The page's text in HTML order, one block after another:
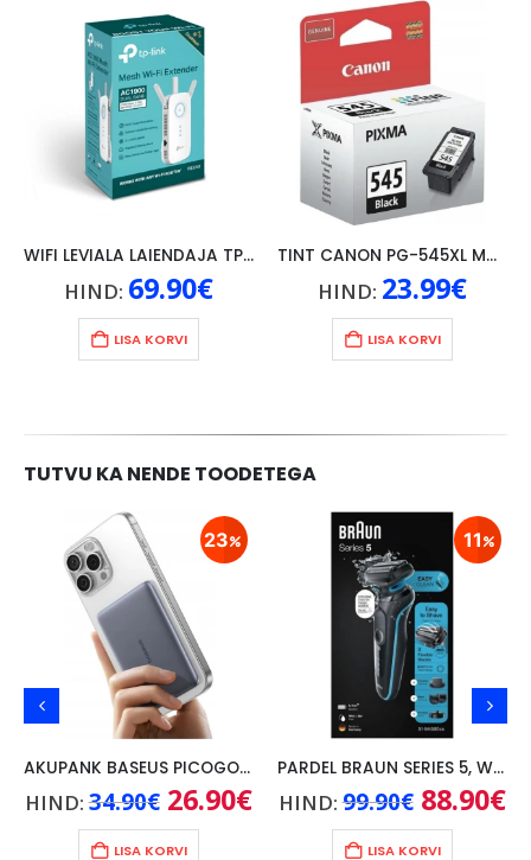
WIFI LEVIALA LAIENDAJA TP-LINK RE550, AC1900
HIND: 69.90€
LISA KORVI
TINT CANON PG-545XL MUST
HIND: 23.99€
LISA KORVI
TUTVU KA NENDE TOODETEGA
23
AKUPANK BASEUS PICOGO AM41 5000mAh, 20W, KAABEL USB-C 60W/30CM, HALL
HIND:34.90€ Algne
hind
oli:
34.90€.
26.90€Praegune
hind
LISA KORVI
11
PARDEL BRAUN SERIES 5, WET/DRY, MUST
HIND:99.90€ Algne
hind
oli:
99.90€.
88.90€
LISA KORVI